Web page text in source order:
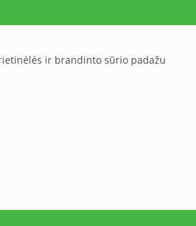
ir brandinto sūrio padažu